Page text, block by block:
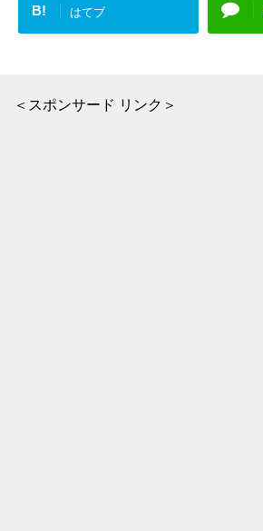
B! はてブ
＜スポンサード リンク＞